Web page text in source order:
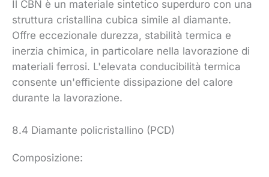
Il CBN è un materiale sintetico superduro con una
struttura cristallina cubica simile al diamante.
Offre eccezionale durezza, stabilità termica e
inerzia chimica, in particolare nella lavorazione di
materiali ferrosi. L'elevata conducibilità termica
consente un'efficiente dissipazione del calore
durante la lavorazione.
8.4 Diamante policristallino (PCD)
Composizione: